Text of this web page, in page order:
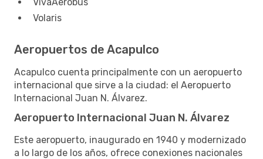
Volaris
Aeropuertos de Acapulco
Acapulco cuenta principalmente con un aeropuerto
internacional que sirve a la ciudad: el Aeropuerto
Internacional Juan N. Álvarez.
Aeropuerto Internacional Juan N. Álvarez
Este aeropuerto, inaugurado en 1940 y modernizado
a lo largo de los años, ofrece conexiones nacionales